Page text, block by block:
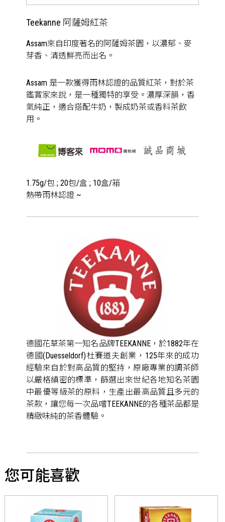
Teekanne 阿薩姆紅茶
Assam來自印度著名的阿薩姆茶園，以濃郁、麥
芽香、清透鮮亮而出名。
Assam 是一款獲得雨林認證的品質紅茶，對於茶
鑑賞家來說，是一種獨特的享受。濃厚深韻，香
氣純正，適合搭配牛奶，製成奶茶或香料茶飲
用。
1.75g/包 ; 20包/盒 ; 10盒/箱
熱帶雨林認證 ~
德國花草茶第一知名品牌TEEKANNE，於1882年在
德國(Duesseldorf)杜賽道夫創業，125年來的成功
經驗來自於對高品質的堅持，原廠專業的調茶師
以嚴格縝密的標準，篩選出來世紀各地知名茶園
中最優等級茶的原料，生產出最高品質且多元的
茶款，讓您每一次品嚐TEEKANNE的各種茶品都是
精緻味純的茶香體驗。
您可能喜歡